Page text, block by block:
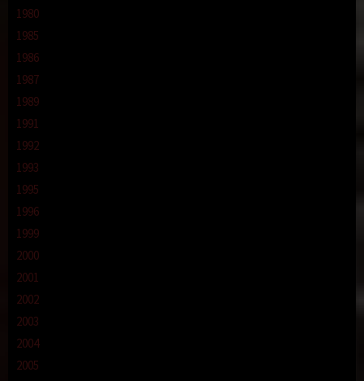
1980
1985
1986
1987
1989
1991
1992
1993
1995
1996
1999
2000
2001
2002
2003
2004
2005